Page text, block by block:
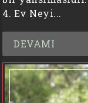
4. Ev Neyi...
DEVAMI